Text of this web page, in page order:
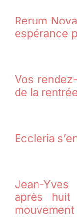
Rerum
espérance
Vos
de la rentrée
Eccleria
Jean-
après huit
mouvement